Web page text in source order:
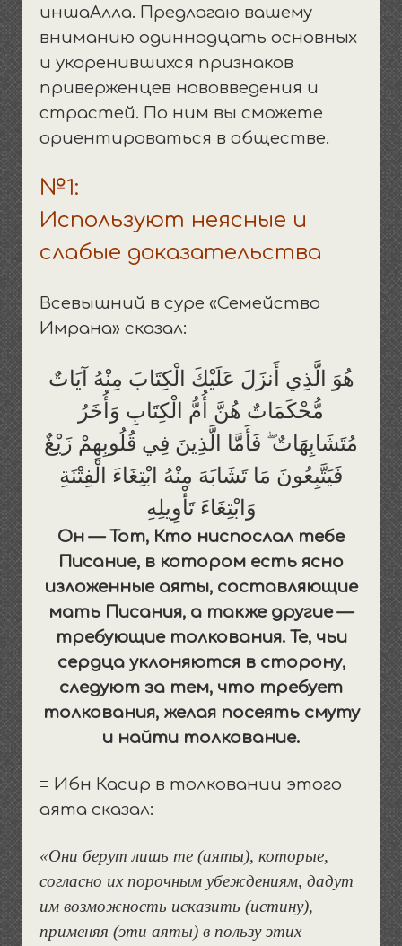
иншаАлла. Предлагаю вашему
вниманию одиннадцать основных
и укоренившихся признаков
приверженцев нововведения и
страстей. По ним вы сможете
ориентироваться в обществе.
№1:
Используют неясные и
слабые доказательства
Всевышний в суре «Семейство
Имрана» сказал:
هُوَ الَّذِي أَنزَلَ عَلَيْكَ الْكِتَابَ مِنْهُ آيَاتٌ
مُّحْكَمَاتٌ هُنَّ أُمُّ الْكِتَابِ وَأُخَرُ
مُتَشَابِهَاتٌ ۖ فَأَمَّا الَّذِينَ فِي قُلُوبِهِمْ زَيْغٌ
فَيَتَّبِعُونَ مَا تَشَابَهَ مِنْهُ ابْتِغَاءَ الْفِتْنَةِ
وَابْتِغَاءَ تَأْوِيلِهِ
Он — Тот, Кто ниспослал тебе
Писание, в котором есть ясно
изложенные аяты, составляющие
мать Писания, а также другие —
требующие толкования. Те, чьи
сердца уклоняются в сторону,
следуют за тем, что требует
толкования, желая посеять смуту
и найти толкование.
≡ Ибн Касир в толковании этого
аята сказал:
«Они берут лишь те (аяты), которые,
согласно их порочным убеждениям, дадут
им возможность исказить (истину),
применяя (эти аяты) в пользу этих